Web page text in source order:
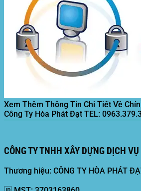
Xem Thêm Thông Tin Chi Tiết Về
Công Ty Hòa Phát Đạt TEL:
CÔNG TY TNHH XÂY DỰNG DỊCH
Thương hiệu: CÔNG TY HÒA PHÁT